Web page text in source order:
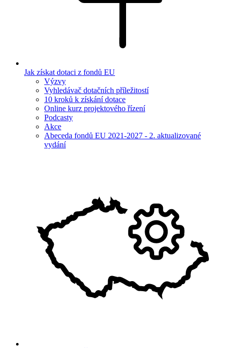
Jak získat dotaci z fondů EU
Výzvy
Vyhledávač dotačních příležitostí
10 kroků k získání dotace
Online kurz projektového řízení
Podcasty
Akce
Abeceda fondů EU 2021-2027 - 2. aktualizované
vydání